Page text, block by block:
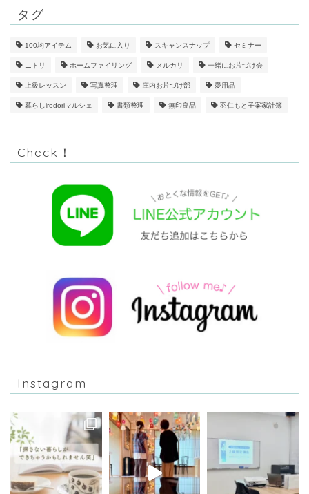
タグ
100均アイテム お気に入り スキャンスナップ セミナー
ニトリ ホームファイリング メルカリ 一緒にお片づけ会
上級レッスン 写真整理 庄内お片づけ部 愛用品
暮らしirodoriマルシェ 書類整理 無印良品 羽仁もと子案家計簿
Check！
Instagram